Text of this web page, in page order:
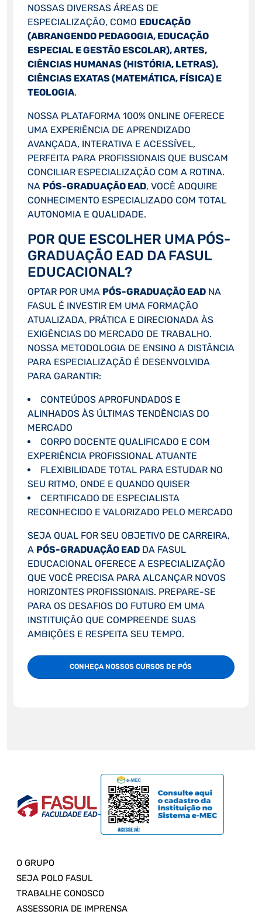
NOSSAS DIVERSAS ÁREAS DE
ESPECIALIZAÇÃO, COMO EDUCAÇÃO
(ABRANGENDO PEDAGOGIA, EDUCAÇÃO
ESPECIAL E GESTÃO ESCOLAR), ARTES,
CIÊNCIAS HUMANAS (HISTÓRIA, LETRAS),
CIÊNCIAS EXATAS (MATEMÁTICA, FÍSICA) E
TEOLOGIA.
NOSSA PLATAFORMA 100% ONLINE OFERECE
UMA EXPERIÊNCIA DE APRENDIZADO
AVANÇADA, INTERATIVA E ACESSÍVEL,
PERFEITA PARA PROFISSIONAIS QUE BUSCAM
CONCILIAR ESPECIALIZAÇÃO COM A ROTINA.
NA PÓS-GRADUAÇÃO EAD, VOCÊ ADQUIRE
CONHECIMENTO ESPECIALIZADO COM TOTAL
AUTONOMIA E QUALIDADE.
POR QUE ESCOLHER UMA PÓS-
GRADUAÇÃO EAD DA FASUL
EDUCACIONAL?
OPTAR POR UMA PÓS-GRADUAÇÃO EADNA
FASUL É INVESTIR EM UMA FORMAÇÃO
ATUALIZADA, PRÁTICA E DIRECIONADA ÀS
EXIGÊNCIAS DO MERCADO DE TRABALHO.
NOSSA METODOLOGIA DE ENSINO A DISTÂNCIA
PARA ESPECIALIZAÇÃO É DESENVOLVIDA
PARA GARANTIR:
CONTEÚDOS APROFUNDADOS E
ALINHADOS ÀS ÚLTIMAS TENDÊNCIAS DO
MERCADO
CORPO DOCENTE QUALIFICADO E COM
EXPERIÊNCIA PROFISSIONAL ATUANTE
FLEXIBILIDADE TOTAL PARA ESTUDAR NO
SEU RITMO, ONDE E QUANDO QUISER
CERTIFICADO DE ESPECIALISTA
RECONHECIDO E VALORIZADO PELO MERCADO
SEJA QUAL FOR SEU OBJETIVO DE CARREIRA,
A PÓS-GRADUAÇÃO EADDA FASUL
EDUCACIONAL OFERECE A ESPECIALIZAÇÃO
QUE VOCÊ PRECISA PARA ALCANÇAR NOVOS
HORIZONTES PROFISSIONAIS. PREPARE-SE
PARA OS DESAFIOS DO FUTURO EM UMA
INSTITUIÇÃO QUE COMPREENDE SUAS
AMBIÇÕES E RESPEITA SEU TEMPO.
CONHEÇA NOSSOS CURSOS DE PÓS
O GRUPO
SEJA POLO FASUL
TRABALHE CONOSCO
ASSESSORIA DE IMPRENSA